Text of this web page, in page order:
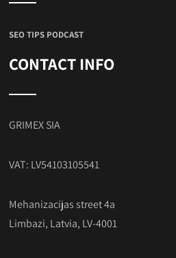
SEO TIPS PODCAST
CONTACT INFO
GRIMEX SIA
VAT: LV54103105541
Mehanizacijas street 4a
Limbazi, Latvia, LV-4001